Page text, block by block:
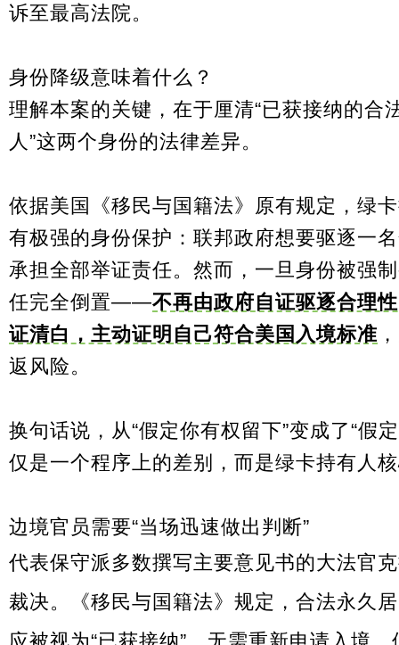
诉至最高法院。
身份降级意味着什么？
理解本案的关键，在于厘清“已获接纳的合
人”这两个身份的法律差异。
依据美国 《移民与国籍法》
原有规定，绿
有极强的身份保护：联邦政府想要驱逐一
承担全部举证责任。然而，一旦身份被强
任完全倒置——不再由政府自证驱逐合理
证清白，主动证明自己符合美国入境标准
返风险。
换句话说，从“假定你有权留下”变成了“
仅是一个程序上的差别，而是绿卡持有人
边境官员需要“当场迅速做出判断”
代表保守派多数撰写主要意见书的大法官
裁决。《移民与国籍法》规定，合法永久